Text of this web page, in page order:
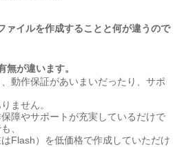
ァイルを作成することと何が違うので
無が違います。
動作保証があいまいだったり、サポ
ません。
障やサポートが充実しているだけで
、
Flash）を低価格で作成していただけ